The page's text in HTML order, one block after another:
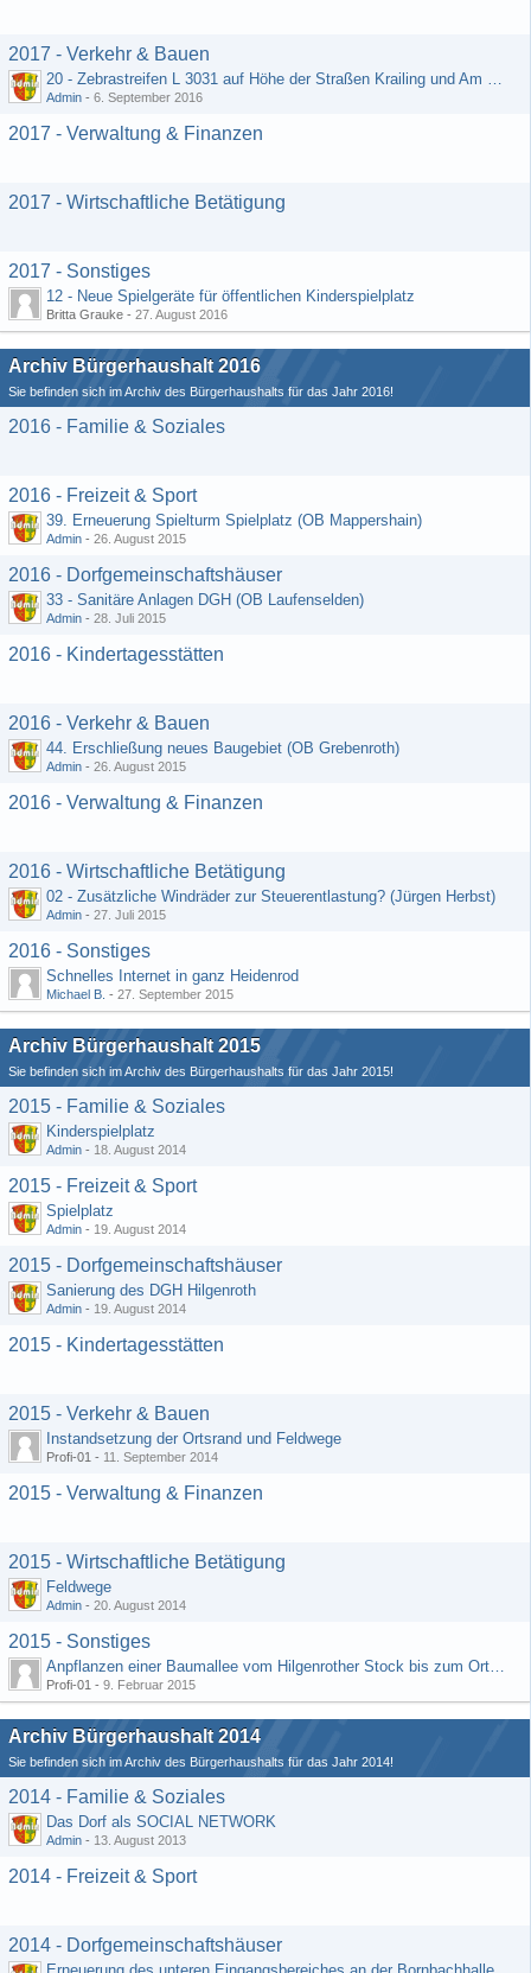
2017 - Verkehr & Bauen
20 - Zebrastreifen L 3031 auf Höhe der Straßen Krailing und Am Heiligenborn
Admin - 6. September 2016
2017 - Verwaltung & Finanzen
2017 - Wirtschaftliche Betätigung
2017 - Sonstiges
12 - Neue Spielgeräte für öffentlichen Kinderspielplatz
Britta Grauke - 27. August 2016
Archiv Bürgerhaushalt 2016
Sie befinden sich im Archiv des Bürgerhaushalts für das Jahr 2016!
2016 - Familie & Soziales
2016 - Freizeit & Sport
39. Erneuerung Spielturm Spielplatz (OB Mappershain)
Admin - 26. August 2015
2016 - Dorfgemeinschaftshäuser
33 - Sanitäre Anlagen DGH (OB Laufenselden)
Admin - 28. Juli 2015
2016 - Kindertagesstätten
2016 - Verkehr & Bauen
44. Erschließung neues Baugebiet (OB Grebenroth)
Admin - 26. August 2015
2016 - Verwaltung & Finanzen
2016 - Wirtschaftliche Betätigung
02 - Zusätzliche Windräder zur Steuerentlastung? (Jürgen Herbst)
Admin - 27. Juli 2015
2016 - Sonstiges
Schnelles Internet in ganz Heidenrod
Michael B. - 27. September 2015
Archiv Bürgerhaushalt 2015
Sie befinden sich im Archiv des Bürgerhaushalts für das Jahr 2015!
2015 - Familie & Soziales
Kinderspielplatz
Admin - 18. August 2014
2015 - Freizeit & Sport
Spielplatz
Admin - 19. August 2014
2015 - Dorfgemeinschaftshäuser
Sanierung des DGH Hilgenroth
Admin - 19. August 2014
2015 - Kindertagesstätten
2015 - Verkehr & Bauen
Instandsetzung der Ortsrand und Feldwege
Profi-01 - 11. September 2014
2015 - Verwaltung & Finanzen
2015 - Wirtschaftliche Betätigung
Feldwege
Admin - 20. August 2014
2015 - Sonstiges
Anpflanzen einer Baumallee vom Hilgenrother Stock bis zum Ortseingang
Profi-01 - 9. Februar 2015
Archiv Bürgerhaushalt 2014
Sie befinden sich im Archiv des Bürgerhaushalts für das Jahr 2014!
2014 - Familie & Soziales
Das Dorf als SOCIAL NETWORK
Admin - 13. August 2013
2014 - Freizeit & Sport
2014 - Dorfgemeinschaftshäuser